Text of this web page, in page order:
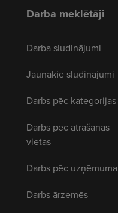
Darba meklētāji
Darba sludinājumi
Jaunākie sludinājumi
Darbs pēc kategorijas
Darbs pēc atrašanās
vietas
Darbs pēc uzņēmuma
Darbs ārzemēs